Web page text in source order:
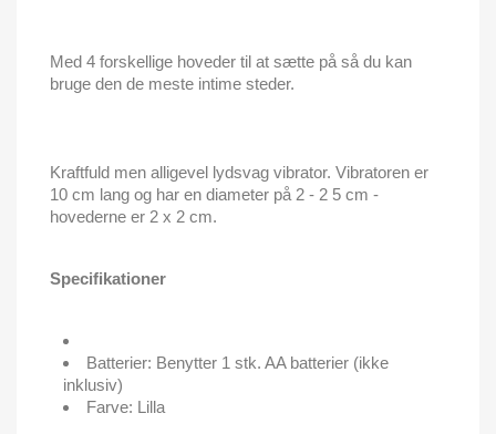
Med 4 forskellige hoveder til at sætte på så du kan
bruge den de meste intime steder.
Kraftfuld men alligevel lydsvag vibrator. Vibratoren er
10 cm lang og har en diameter på 2 - 2 5 cm -
hovederne er 2 x 2 cm.
Specifikationer
Batterier: Benytter 1 stk. AA batterier (ikke
inklusiv)
Farve: Lilla